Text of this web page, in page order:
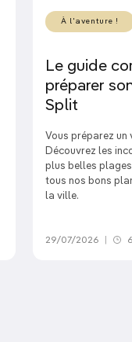
À l'aventure !
Le guide
préparer
Split
Vous préparez
Découvrez les
plus belles
tous nos bons
la ville.
29/07/2026